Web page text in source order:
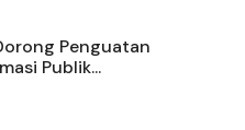
Penguatan
Publik...